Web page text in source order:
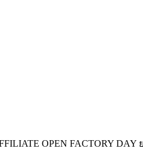
OPEN FACTORY